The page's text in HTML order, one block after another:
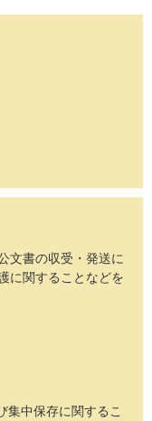
文書の収受・発送に
に関することなどを
集中保存に関するこ